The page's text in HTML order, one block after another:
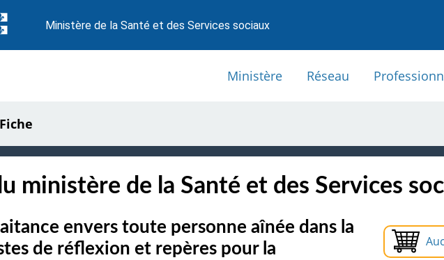
Ministère de la Santé et des Services sociaux
Ministère Réseau
Fiche
ministère de la Santé et des Services
envers toute personne aînée dans la
de réflexion et repères pour la